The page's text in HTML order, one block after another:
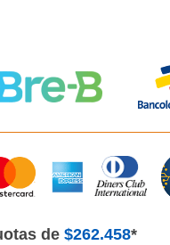
de$262.458*